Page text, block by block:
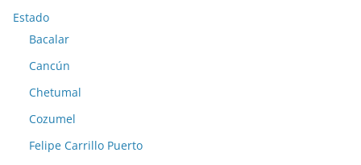
Estado
Bacalar
Cancún
Chetumal
Cozumel
Felipe Carrillo Puerto